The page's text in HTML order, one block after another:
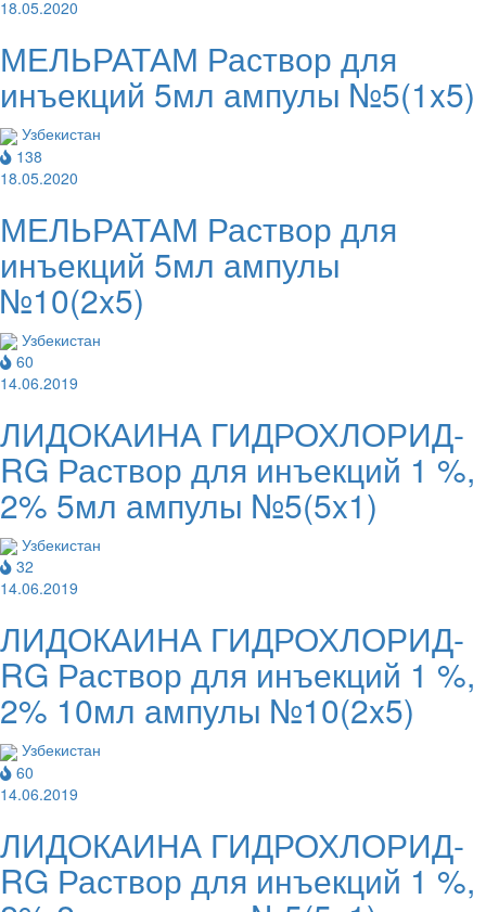
18.05.2020
МЕЛЬРАТАМ Раствор для
инъекций 5мл ампулы №5(1x5)
Узбекистан
138
18.05.2020
МЕЛЬРАТАМ Раствор для
инъекций 5мл ампулы
№10(2x5)
Узбекистан
60
14.06.2019
ЛИДОКАИНА ГИДРОХЛОРИД-
RG Раствор для инъекций 1 %,
2% 5мл ампулы №5(5x1)
Узбекистан
32
14.06.2019
ЛИДОКАИНА ГИДРОХЛОРИД-
RG Раствор для инъекций 1 %,
2% 10мл ампулы №10(2x5)
Узбекистан
60
14.06.2019
ЛИДОКАИНА ГИДРОХЛОРИД-
RG Раствор для инъекций 1 %,